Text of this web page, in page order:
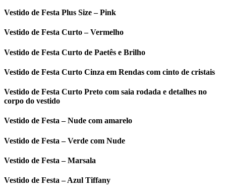
Vestido de Festa Plus Size – Pink
Vestido de Festa Curto – Vermelho
Vestido de Festa Curto de Paetês e Brilho
Vestido de Festa Curto Cinza em Rendas com cinto de cristais
Vestido de Festa Curto Preto com saia rodada e detalhes no
corpo do vestido
Vestido de Festa – Nude com amarelo
Vestido de Festa – Verde com Nude
Vestido de Festa – Marsala
Vestido de Festa – Azul Tiffany